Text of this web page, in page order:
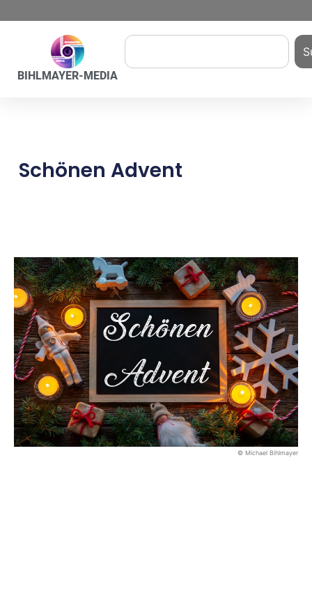
BIHLMAYER-MEDIA
Schönen Advent
© Michael Bihlmayer